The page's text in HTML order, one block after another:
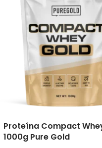
Proteína Compact
1000g Pure Gold